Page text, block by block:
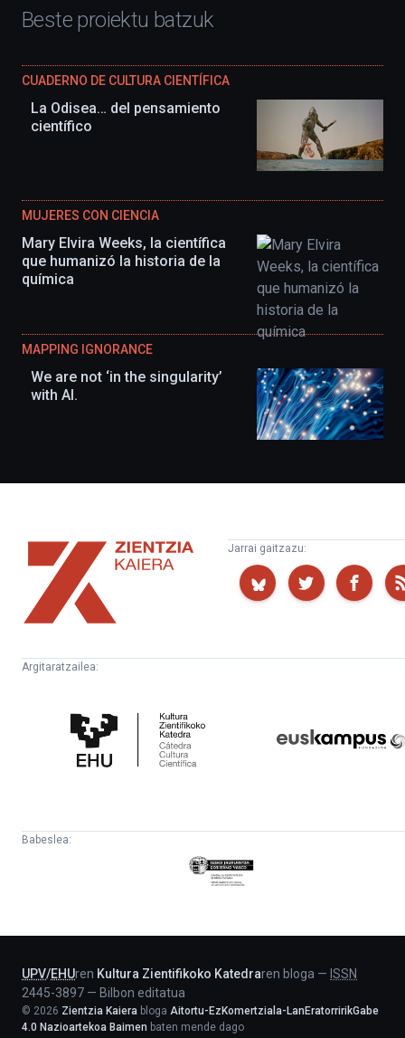
Beste proiektu batzuk
CUADERNO DE CULTURA CIENTÍFICA
La Odisea… del pensamiento
científico
MUJERES CON CIENCIA
Mary Elvira Weeks, la científica
que humanizó la historia de la
química
MAPPING IGNORANCE
We are not ‘in the singularity’
with AI.
Zientzia
Kaiera
Jarrai gaitzazu:
Argitaratzailea:
Zientifikoko
Katedra
Babeslea:
Eusko
Jaurlaritza
UPV/EHUren Kultura Zientifikoko Katedraren bloga — ISSN
2445-3897 — Bilbon editatua
© 2026 Zientzia Kaiera bloga Aitortu-EzKomertziala-LanEratorririkGabe
4.0 Nazioartekoa Baimen baten mende dago